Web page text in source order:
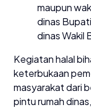
maupun
dinas
dinas Wakil
Kegiatan halal
keterbukaan
masyarakat dari
pintu rumah